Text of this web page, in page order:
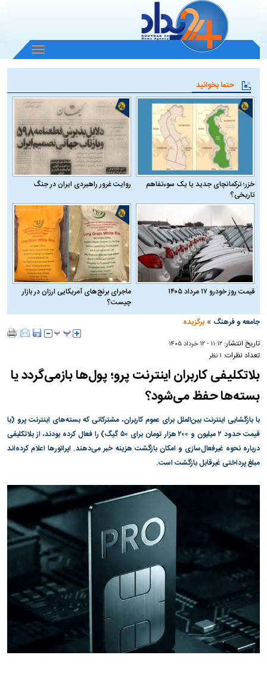
باز
و
منو
حتما بخوانید
خزر؛ ترکمانچای جدید یا یک سوءتفاهم
تاریخی؟
روایت غرور راهبردی ایران در جنگ
قیمت روز خودرو ۱۷ مرداد ۱۴۰۵
ماجرای برنج‌های آمریکایی ارزان در بازار
چیست؟
جامعه و فرهنگ »برگزیده
تاریخ انتشار:۱۱:۱۲ - ۱۲ خرداد ۱۴۰۵
تعداد نظرات: ۱ نظر
بلاتکلیفی کاربران اینترنت پرو؛ پول‌ها بازمی‌گردد یا
بسته‌ها حفظ می‌شود؟
با بازگشایی اینترنت بین‌الملل برای عموم کاربران، مشترکانی که بسته‌های اینترنت پرو (با
قیمت حدود ۲ میلیون و ۲۰۰ هزار تومان برای ۵۰ گیگ) را فعال کرده بودند، از بلاتکلیفی
درباره نحوه غیرفعال‌سازی و امکان بازگشت هزینه خبر می‌دهند. اپراتور‌ها اعلام کرده‌اند
مبلغ پرداختی غیرقابل بازگشت است.